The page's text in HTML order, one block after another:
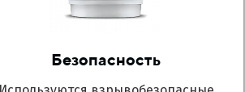
Безопасность